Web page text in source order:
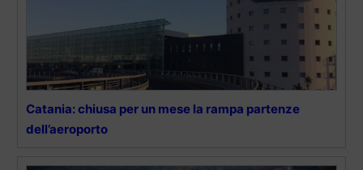
Catania: chiusa per un mese la rampa partenze
dell’aeroporto